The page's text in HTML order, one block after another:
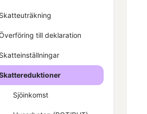
Skatteuträkning
Överföring till deklaration
Skatteinställningar
Sjöinkomst